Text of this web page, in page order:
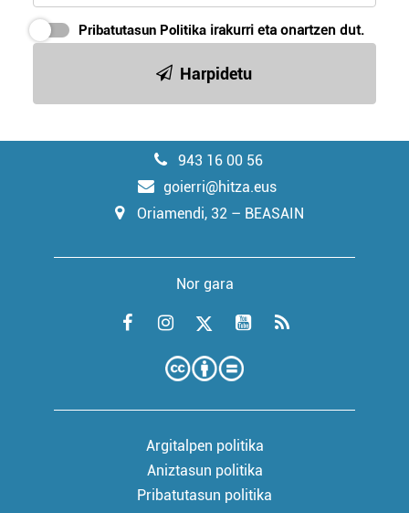
Pribatutasun Politika irakurri eta onartzen dut.
Harpidetu
943 16 00 56
goierri@hitza.eus
Oriamendi, 32 – BEASAIN
Nor gara
Argitalpen politika
Aniztasun politika
Pribatutasun politika